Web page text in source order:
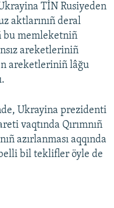
TİN Rusiyeden
aktlarınıñ deral
bu memleketniñ
areketleriniñ
areketleriniñ lâğu
Ukrayina prezidenti
vaqtında Qırımnıñ
azırlanması aqqında
belli bil teklifler öyle de